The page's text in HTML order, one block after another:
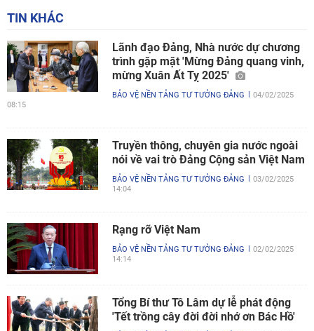
TIN KHÁC
Lãnh đạo Đảng, Nhà nước dự chương
trình gặp mặt 'Mừng Đảng quang vinh,
mừng Xuân Ất Tỵ 2025'
BẢO VỆ NỀN TẢNG TƯ TƯỞNG ĐẢNG
04/02/2025
08:15
Truyền thông, chuyên gia nước ngoài
nói về vai trò Đảng Cộng sản Việt Nam
BẢO VỆ NỀN TẢNG TƯ TƯỞNG ĐẢNG
03/02/2025
14:04
Rạng rỡ Việt Nam
BẢO VỆ NỀN TẢNG TƯ TƯỞNG ĐẢNG
02/02/2025
14:14
Tổng Bí thư Tô Lâm dự lễ phát động
'Tết trồng cây đời đời nhớ ơn Bác Hồ'